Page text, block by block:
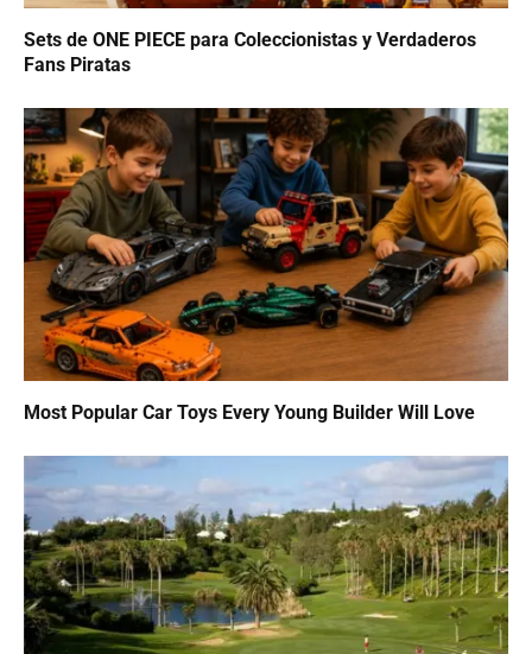
Sets de ONE PIECE para Coleccionistas y Verdaderos
Fans Piratas
Most Popular Car Toys Every Young Builder Will Love